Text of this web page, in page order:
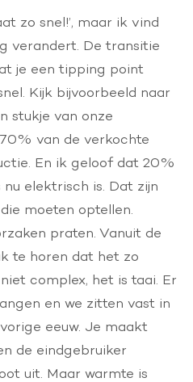
zo snel!’, maar ik vind
verandert. De transitie
je een tipping point
Kijk bijvoorbeeld naar
stukje van onze
van de verkochte
En ik geloof dat 20%
nu elektrisch is. Dat zijn
moeten optellen.
praten. Vanuit de
te horen dat het zo
complex, het is taai. Er
en we zitten vast in
eeuw. Je maakt
de eindgebruiker
uit. Maar warmte is